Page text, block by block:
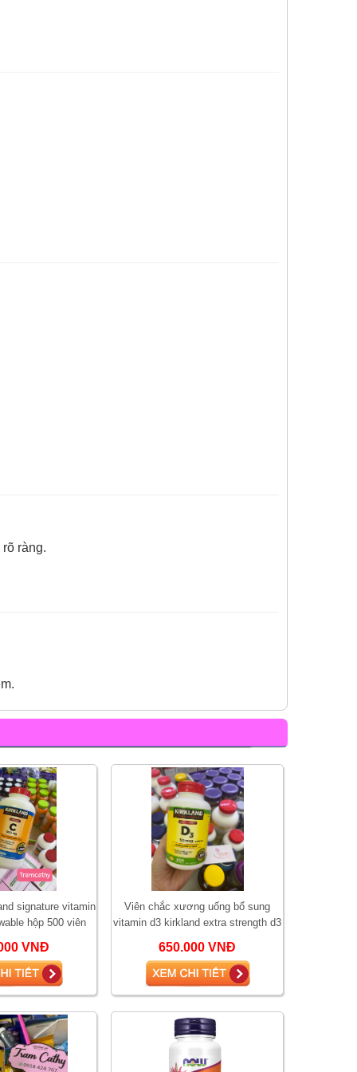
ràng.
signature vitamin
hộp 500 viên
VNĐ
Viên chắc xương uống bổ sung
vitamin d3 kirkland extra strength d3
650.000 VNĐ